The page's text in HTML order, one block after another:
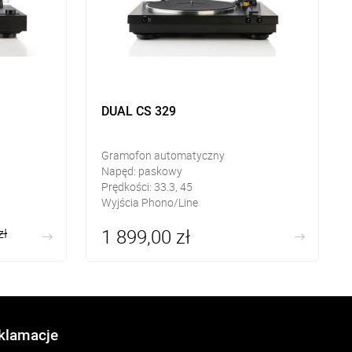
DUAL CS 329
Gramofon automatyczny
Napęd: paskowy
Prędkości: 33.3, 45
Wyjścia Phono/Line
1 899,00 zł